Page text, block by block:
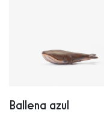
Ballena azul